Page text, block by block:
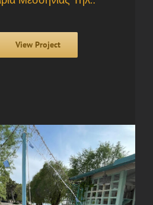
View Project